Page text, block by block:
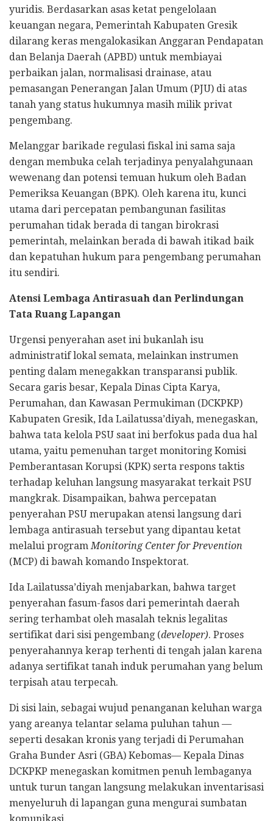
yuridis. Berdasarkan asas ketat pengelolaan
keuangan negara, Pemerintah Kabupaten Gresik
dilarang keras mengalokasikan Anggaran Pendapatan
dan Belanja Daerah (APBD) untuk membiayai
perbaikan jalan, normalisasi drainase, atau
pemasangan Penerangan Jalan Umum (PJU) di atas
tanah yang status hukumnya masih milik privat
pengembang.
Melanggar barikade regulasi fiskal ini sama saja
dengan membuka celah terjadinya penyalahgunaan
wewenang dan potensi temuan hukum oleh Badan
Pemeriksa Keuangan (BPK). Oleh karena itu, kunci
utama dari percepatan pembangunan fasilitas
perumahan tidak berada di tangan birokrasi
pemerintah, melainkan berada di bawah itikad baik
dan kepatuhan hukum para pengembang perumahan
itu sendiri.
Atensi Lembaga Antirasuah dan Perlindungan
Tata Ruang Lapangan
Urgensi penyerahan aset ini bukanlah isu
administratif lokal semata, melainkan instrumen
penting dalam menegakkan transparansi publik.
Secara garis besar, Kepala Dinas Cipta Karya,
Perumahan, dan Kawasan Permukiman (DCKPKP)
Kabupaten Gresik, Ida Lailatussa’diyah, menegaskan,
bahwa tata kelola PSU saat ini berfokus pada dua hal
utama, yaitu pemenuhan target monitoring Komisi
Pemberantasan Korupsi (KPK) serta respons taktis
terhadap keluhan langsung masyarakat terkait PSU
mangkrak. Disampaikan, bahwa percepatan
penyerahan PSU merupakan atensi langsung dari
lembaga antirasuah tersebut yang dipantau ketat
melalui program Monitoring Center for Prevention
(MCP) di bawah komando Inspektorat.
Ida Lailatussa’diyah menjabarkan, bahwa target
penyerahan fasum-fasos dari pemerintah daerah
sering terhambat oleh masalah teknis legalitas
sertifikat dari sisi pengembang (developer). Proses
penyerahannya kerap terhenti di tengah jalan karena
adanya sertifikat tanah induk perumahan yang belum
terpisah atau terpecah.
Di sisi lain, sebagai wujud penanganan keluhan warga
yang areanya telantar selama puluhan tahun —
seperti desakan kronis yang terjadi di Perumahan
Graha Bunder Asri (GBA) Kebomas— Kepala Dinas
DCKPKP menegaskan komitmen penuh lembaganya
untuk turun tangan langsung melakukan inventarisasi
menyeluruh di lapangan guna mengurai sumbatan